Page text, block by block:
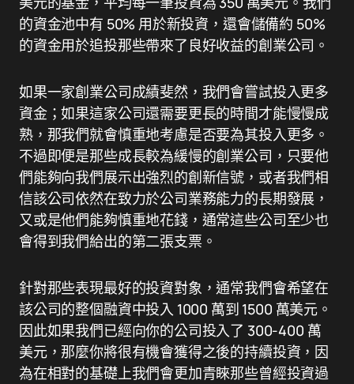
的資金池中有 50% 用於新投資，還會儲備約 50%
的資金用於追投那些帶來了良好收益的創業公司。
如果一家創業公司成績斐然，我們會嘗試投入更多
資金；如果這家公司還需要更長的時間才能慢慢成
熟，那我們就會慎重地考慮是否要為其投入更多。
不過即便是那些成長較為緩慢的創業公司，只要他
們能夠向我們展示出強烈的創新信號，或者我們相
信該公司依然在致力於公司業務能力的長期發展，
又或是他們能夠慎重地花錢，通常這些公司至少也
會得到我們給出的第二張支票。
針對那些表現最好的投資對象，通常我們會希望在
該公司的整個融資中投入 1000 萬到 1500 萬美元。
因此如果我們已經向你的公司投入了 300-400 萬
美元，那麼你將很有機會獲得之後的持續投資，因
為在相對的基礎上我們會更加青睞那些曾經投資過